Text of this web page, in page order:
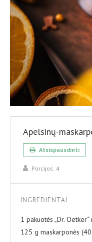
Apelsinų-
Atsispausdinti
Porcijos: 4
INGREDIENTAI
1 pakuotės „Dr.
125 g maskarponės